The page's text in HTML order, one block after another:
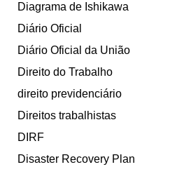
Diagrama de Ishikawa
Diário Oficial
Diário Oficial da União
Direito do Trabalho
direito previdenciário
Direitos trabalhistas
DIRF
Disaster Recovery Plan